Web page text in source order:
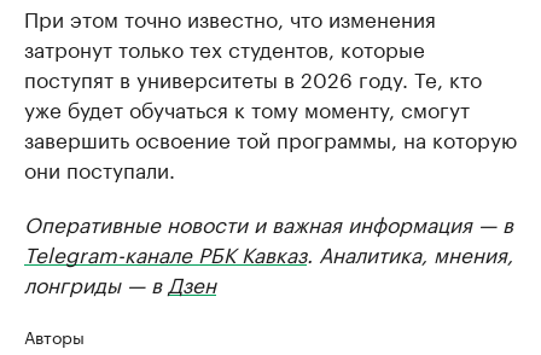
При этом точно известно, что изменения
затронут только тех студентов, которые
поступят в университеты в 2026 году. Те, кто
уже будет обучаться к тому моменту, смогут
завершить освоение той программы, на которую
они поступали.
Оперативные новости и важная информация — в
Telegram-канале РБК Кавказ. Аналитика, мнения,
лонгриды — в Дзен
Авторы